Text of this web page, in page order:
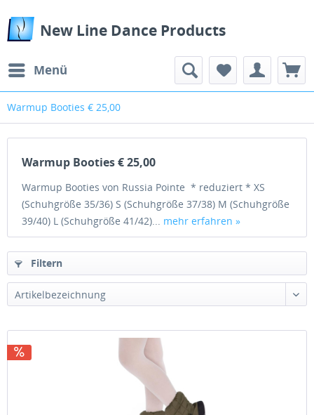
New Line Dance Products
Menü
Warmup Booties € 25,00
Warmup Booties € 25,00
Warmup Booties von Russia Pointe * reduziert * XS
(Schuhgröße 35/36) S (Schuhgröße 37/38) M (Schuhgröße
39/40) L (Schuhgröße 41/42)... mehr erfahren »
Filtern
Artikelbezeichnung